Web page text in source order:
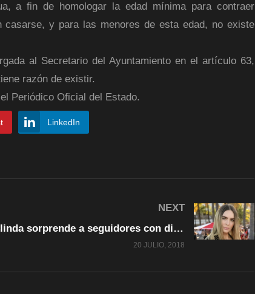
a fin de homologar la edad mínima para contraer
casarse, y para las menores de esta edad, no existe
al Secretario del Ayuntamiento en el artículo 63,
razón de existir.
Periódico Oficial del Estado.
LinkedIn
NEXT
Belinda sorprende a seguidores con diminuto bikini
20 JULIO, 2018